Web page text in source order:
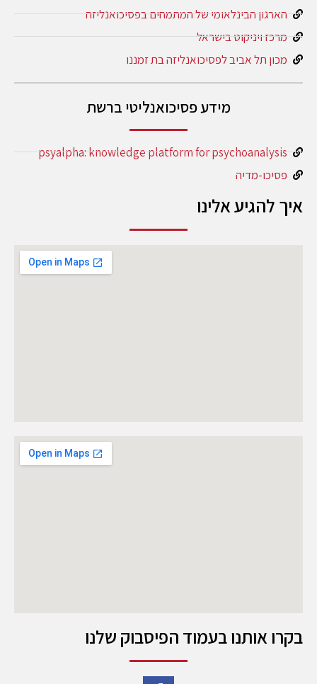
הארגון הבינלאומי של המתמחים בפסיכואנליזה
מרכז ויניקוט בישראל
מכון תל אביב לפסיכואנליזה בת זמננו
מידע פסיכואנליטי ברשת
psyalpha: knowledge platform for psychoanalysis
פסיכו-מדיה
איך להגיע אלינו
בקרו אותנו בעמוד הפיסבוק שלנו